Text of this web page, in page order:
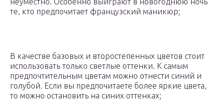
те, кто предпочитает французский маникюр;
В качестве базовых и второстепенных цветов стоит
использовать только светлые оттенки. К самым
предпочтительным цветам можно отнести синий и
голубой. Если вы предпочитаете более яркие цвета,
то можно остановить на синих оттенках;